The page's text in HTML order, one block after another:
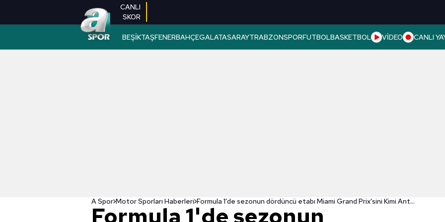
CANLI
SKOR
BEŞİKTAŞFENERBAHÇEGALATASARAYTRABZONSPORFUTBOLBASKETBOL VİDEO CANLI
A Spor Motor Sporları Haberleri Formula 1'de sezonun dördüncü etabı Miami Grand Prix'sini Kimi Antonelli kazandı
Formula 1'de sezonun